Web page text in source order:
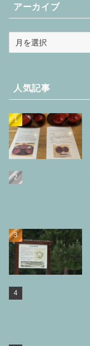
ー
アーカイブ
ブ人気記事